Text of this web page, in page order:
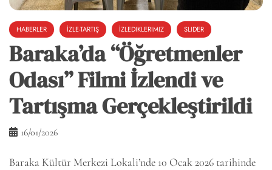
HABERLER İZLE-TARTIŞ İZLEDIKLERIMIZ SLIDER
Baraka’da “Öğretmenler
Odası” Filmi İzlendi ve
Tartışma Gerçekleştirildi
16/01/2026
Baraka Kültür Merkezi Lokali’nde 10 Ocak 2026 tarihinde